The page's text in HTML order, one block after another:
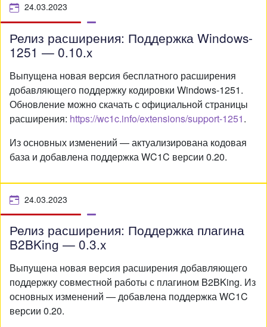
24.03.2023
Релиз расширения: Поддержка Windows-
1251 — 0.10.x
Выпущена новая версия бесплатного расширения
добавляющего поддержку кодировки Windows-1251.
Обновление можно скачать с официальной страницы
расширения: https://wc1c.info/extensions/support-1251.
Из основных изменений — актуализирована кодовая
база и добавлена поддержка WC1C версии 0.20.
24.03.2023
Релиз расширения: Поддержка плагина
B2BKing — 0.3.x
Выпущена новая версия расширения добавляющего
поддержку совместной работы с плагином B2BKing. Из
основных изменений — добавлена поддержка WC1C
версии 0.20.